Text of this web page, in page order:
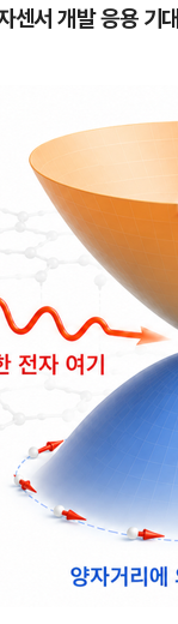
센서 개발 응용 기대